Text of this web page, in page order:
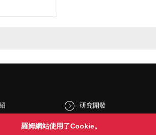
資人資訊
研究開發
文化與社會
羅姆網站使用了Cookie。